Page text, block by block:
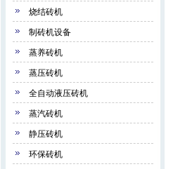
烧结砖机
制砖机设备
蒸养砖机
蒸压砖机
全自动液压砖机
蒸汽砖机
静压砖机
环保砖机